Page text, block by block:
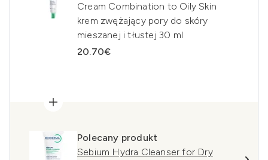
Cream Combination to Oily Skin
krem zwężający pory do skóry
mieszanej i tłustej 30 ml
20.70€
Polecany produkt
Sebium Hydra Cleanser for Dry